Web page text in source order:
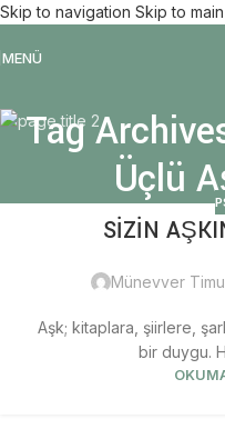
Skip to navigation Skip to
MENÜ
Tag
Üçlü
SİZİN
Münevver
Aşk; kitaplara, şiirlere,
bir duygu.